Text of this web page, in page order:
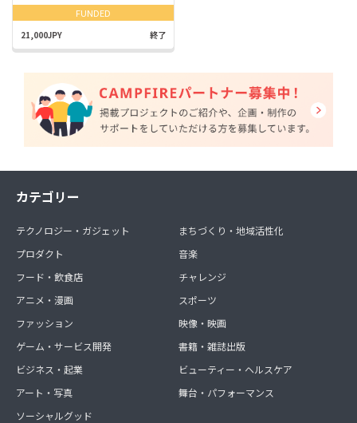
FUNDED
21,000JPY 終了
カテゴリー
テクノロジー・ガジェット
プロダクト
フード・飲食店
アニメ・漫画
ファッション
ゲーム・サービス開発
ビジネス・起業
アート・写真
ソーシャルグッド
まちづくり・地域活性化
音楽
チャレンジ
スポーツ
映像・映画
書籍・雑誌出版
ビューティー・ヘルスケア
舞台・パフォーマンス